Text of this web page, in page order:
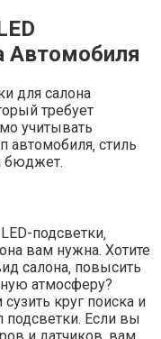
Автомобиля
для салона
требует
учитывать
автомобиля‚ стиль
бюджет.
подсветки‚
вам нужна. Хотите
салона‚ повысить
атмосферу?
круг поиска и
подсветки. Если вы
и датчиков‚ вам